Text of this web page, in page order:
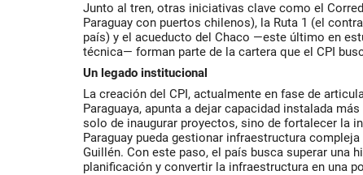
Junto al tren, otras iniciativas clave como el
Paraguay con puertos chilenos), la Ruta 1 (el
país) y el acueducto del Chaco —este último en
técnica— forman parte de la cartera que el CPI
Un legado institucional
La creación del CPI, actualmente en fase de
Paraguaya, apunta a dejar capacidad instalada
solo de inaugurar proyectos, sino de fortalecer la
Paraguay pueda gestionar infraestructura
Guillén. Con este paso, el país busca superar una
planificación y convertir la infraestructura en una